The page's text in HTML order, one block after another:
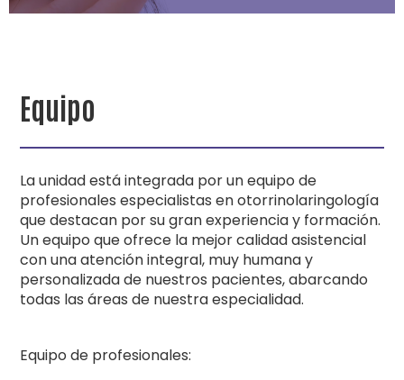
Equipo
La unidad está integrada por un equipo de
profesionales especialistas en otorrinolaringología
que destacan por su gran experiencia y formación.
Un equipo que ofrece la mejor calidad asistencial
con una atención integral, muy humana y
personalizada de nuestros pacientes, abarcando
todas las áreas de nuestra especialidad.
Equipo de profesionales: